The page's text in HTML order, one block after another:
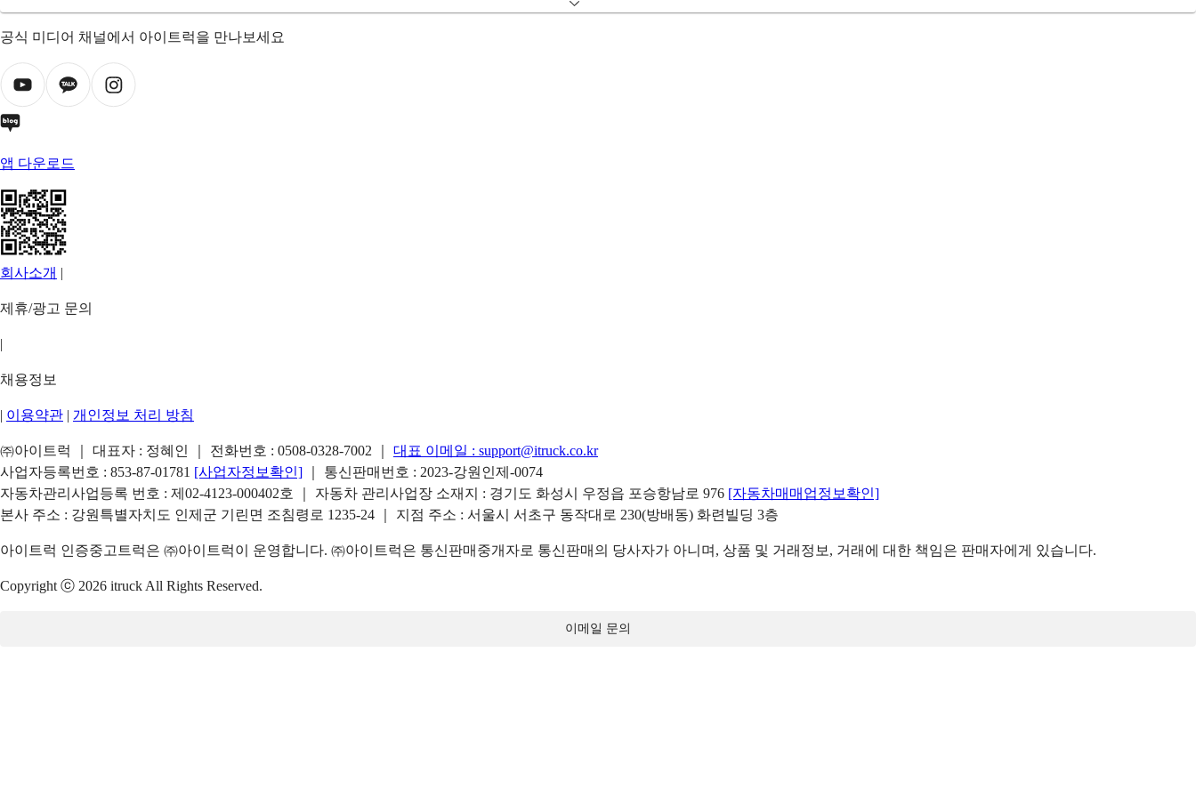
공식 미디어 채널에서 아이트럭을 만나보세요
앱 다운로드
회사소개 |
제휴/광고 문의
|
채용정보
| 이용약관 | 개인정보 처리 방침
㈜아이트럭 ｜ 대표자 : 정혜인 ｜ 전화번호 : 0508-0328-7002 대표 이메일 : support@itruck.co.kr
사업자등록번호 : 853-87-01781 [사업자정보확인]
｜ 통신판매번호 : 2023-강원인제-0074
자동차관리사업등록 번호 : 제02-4123-000402호 ｜ 자동차 관리사업장 소재지 : 경기도 화성시 우정읍 포승항남로 976 [자동차매매업정보확인]
본사 주소 : 강원특별자치도 인제군 기린면 조침령로 1235-24 ｜ 지점 주소 : 서울시 서초구 동작대로 230(방배동) 화련빌딩 3층
아이트럭 인증중고트럭은 ㈜아이트럭이 운영합니다. ㈜아이트럭은 통신판매중개자로 통신판매의 당사자가 아니며, 상품 및 거래정보, 거래에 대한 책임은 판매자에게 있습니다.
Copyright ⓒ 2026 itruck All Rights Reserved.
이메일 문의